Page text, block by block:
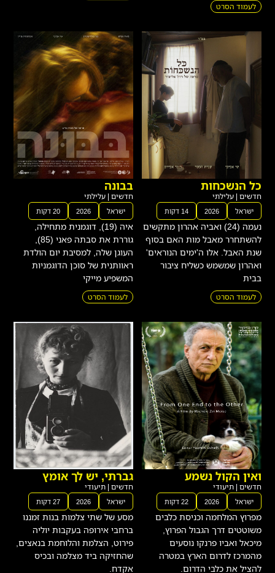
לעמוד הסרט
כל הנשכחות
חדשים |עלילתי
ישראל 2026 14 דקות
נעמה (24) ואביה אהרון מתקשים
להשתחרר מאבל מות האם בסוף
שנת האבל. אלו ה'ימים הנוראים'
ואהרון שמשמש כשליח ציבור
בבית
לעמוד הסרט
בבונה
חדשים | עלילתי
ישראל 2026 20 דקות
איה (19), דוגמנית מתחילה,
גוררת את סבתה פאני (85),
העוגן שלה, למסיבת יום הולדת
ראוותנית של סוכן הדוגמניות
המשפיע מייקי
לעמוד הסרט
ואין הקול נשמע
חדשים |תיעודי
ישראל 2026 22 דקות
מפרוץ המלחמה וכניסת כלבים
משוטטים דרך הגבול הפרוץ,
מיכאל ואביו פרנקו נוסעים
מהמרכז לדרום הארץ במטרה
להציל את כלבי הדרום.
גברתי, יש לך אומץ
חדשים | תיעודי
ישראל 2026 27 דקות
מסע של שתי צלמות בנות זמננו
ברחבי אירופה בעקבות יוליה
פירוט, הצלמת והלוחמת בנאצים,
שהחזיקה ביד מצלמה ובכיס
אקדח.